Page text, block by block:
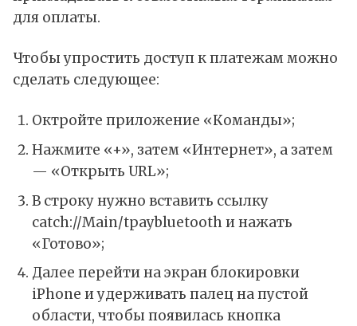
для оплаты.
Чтобы упростить доступ к платежам можно
сделать следующее:
Октройте приложение «Команды»;
Нажмите «+», затем «Интернет», а затем
— «Открыть URL»;
В строку нужно вставить ссылку
catch://Main/tpaybluetooth и нажать
«Готово»;
Далее перейти на экран блокировки
iPhone и удерживать палец на пустой
области, чтобы появилась кнопка